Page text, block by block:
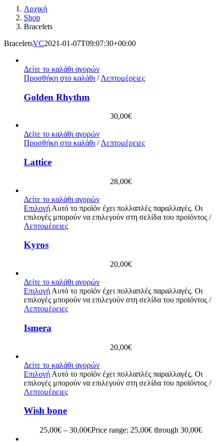
Αρχική
Shop
Bracelets
BraceletsVC2021-01-07T09:07:30+00:00
Δείτε το καλάθι αγορών
Προσθήκη στο καλάθι / Λεπτομέρειες
Golden Rhythm
30,00€
Δείτε το καλάθι αγορών
Προσθήκη στο καλάθι / Λεπτομέρειες
Lattice
28,00€
Δείτε το καλάθι αγορών
Επιλογή Αυτό το προϊόν έχει πολλαπλές παραλλαγές. Οι
επιλογές μπορούν να επιλεγούν στη σελίδα του προϊόντος /
Λεπτομέρειες
Kyros
20,00€
Δείτε το καλάθι αγορών
Επιλογή Αυτό το προϊόν έχει πολλαπλές παραλλαγές. Οι
επιλογές μπορούν να επιλεγούν στη σελίδα του προϊόντος /
Λεπτομέρειες
Ismera
20,00€
Δείτε το καλάθι αγορών
Επιλογή Αυτό το προϊόν έχει πολλαπλές παραλλαγές. Οι
επιλογές μπορούν να επιλεγούν στη σελίδα του προϊόντος /
Λεπτομέρειες
Wish bone
25,00€ – 30,00€Price range: 25,00€ through 30,00€